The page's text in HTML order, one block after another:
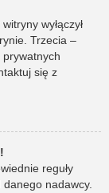
wyłączył
Trzecia –
prywatnych
się z
reguły
nadawcy.